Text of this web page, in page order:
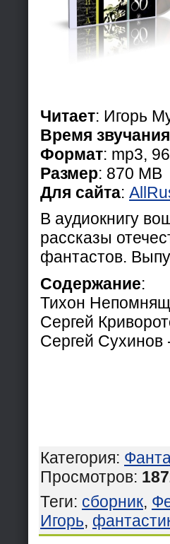
Читает: Игорь
Время звучания
Формат: mp3,
Размер: 870 МB
Для сайта:
В аудиокнигу
рассказы
фантастов.
Содержание:
Тихон
Сергей
Сергей Сухинов
Категория:
Просмотров:
Теги: сборник,
Игорь,